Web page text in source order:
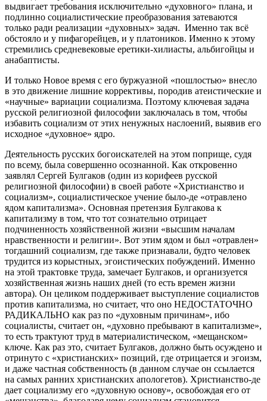
выдвигает требования исключительно «духовного» плана, и
подлинно социалистические преобразования затеваются
только ради реализации «духовных» задач. Именно так всё
обстояло и у пифагорейцев, и у платоников. Именно к этому
стремились средневековые еретики-хилиасты, альбигойцы и
анабаптисты.
И только Новое время с его буржуазной «пошлостью» внесло
в это движение лишние коррективы, породив атеистические и
«научные» вариации социализма. Поэтому ключевая задача
русской религиозной философии заключалась в том, чтобы
избавить социализм от этих ненужных наслоений, выявив его
исходное «духовное» ядро.
Деятельность русских богоискателей на этом поприще, судя
по всему, была совершенно осознанной. Как откровенно
заявлял Сергей Булгаков (один из корифеев русской
религиозной философии) в своей работе «Христианство и
социализм», социалистическое учение было-де «отравлено
ядом капитализма». Основная претензия Булгакова к
капитализму в том, что тот сознательно отрицает
подчиненность хозяйственной жизни «высшим началам
нравственности и религии». Вот этим ядом и был «отравлен»
тогдашний социализм, где также признавали, будто человек
трудится из корыстных, эгоистических побуждений. Именно
на этой трактовке труда, замечает Булгаков, и организуется
хозяйственная жизнь наших дней (то есть времен жизни
автора). Он целиком поддерживает выступление социалистов
против капитализма, но считает, что оно НЕДОСТАТОЧНО
РАДИКАЛЬНО как раз по «духовным причинам», ибо
социалисты, считает он, «духовно пребывают в капитализме»,
то есть трактуют труд в материалистическом, «мещанском»
ключе. Как раз это, считает Булгаков, должно быть осуждено и
отринуто с «христианских» позиций, где отрицается и эгоизм,
и даже частная собственность (в данном случае он ссылается
на самых ранних христианских апологетов). Христианство-де
дает социализму его «духовную основу», освобождая его от